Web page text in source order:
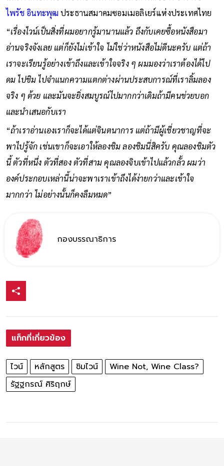
ไพรัช อินทะพุฒ ประธานสมาคมซอมเมอลิเยร์แห่งประเทศไทย
“เรื่องไวน์เป็นสิ่งที่ผมอยากรู้มานานแล้ว ถึงกับเคยซื้อหนังสือมา
อ่านจริงจังเลย แต่ก็ยังไม่เข้าใจ ไม่ใช่ว่าหนังสือไม่ดีนะครับ แต่ถ้า
เราจะเรียนรู้อย่างเข้าถึงและเข้าใจจริง ๆ ผมมองว่าเราต้องได้ไป
ดม ไปชิม ไปจำแนกความแตกต่างผ่านประสบการณ์ที่เราลิ้มลอง
จริง ๆ ด้วย และมันจะยิ่งสมบูรณ์ไปมากกว่าเดิมถ้ามีคนช่วยบอก
และนำเสนอกับเรา
“ถ้าเราอ่านเองเราก็จะได้แต่จินตนาการ แต่ถ้ามีผู้เชี่ยวชาญที่จะ
พาไปรู้จัก เช่นเขาก็จะเอาให้ลองชิม ลองชิมนี่สิครับ คุณลองชิมตัว
นี้ ตัวที่หนึ่ง ตัวที่สอง ตัวที่สาม คุณลองจิบเข้าไปแล้วกลั้ว ผมว่า
องค์ประกอบเหล่านี้น่าจะพาเราเข้าถึงได้ง่ายกว่าและเข้าใจ
มากกว่า ไม่อย่างนั้นก็คงลืมหมด”
กองบรรณาธิการ
แท็กที่เกี่ยวข้อง
ไวน์ หลักสูตร ชิมไวน์
Wine Not, Wine Class?
รัฐฐกรณ์ ศิริฤกษ์